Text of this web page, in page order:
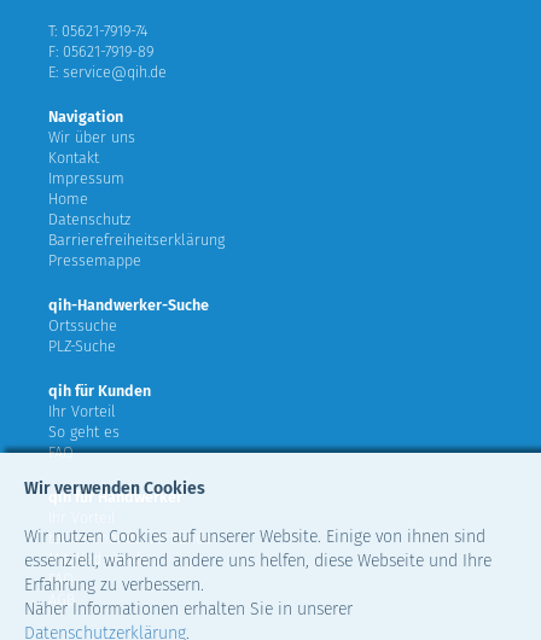
Wir verwenden Cookies
Wir nutzen Cookies auf unserer Website. Einige von ihnen sind
essenziell, während andere uns helfen, diese Webseite und Ihre
Erfahrung zu verbessern.
Näher Informationen erhalten Sie in unserer
Datenschutzerklärung.
T: 05621-7919-74
F: 05621-7919-89
E: service@qih.de
Navigation
Wir über uns
Kontakt
Impressum
Home
Datenschutz
Barrierefreiheitserklärung
Pressemappe
qih-Handwerker-Suche
Ortssuche
PLZ-Suche
qih für Kunden
Ihr Vorteil
So geht es
FAQ
qih für Handwerker
teilnehmende Verbände
Mitglied werden
FAQ
AGB